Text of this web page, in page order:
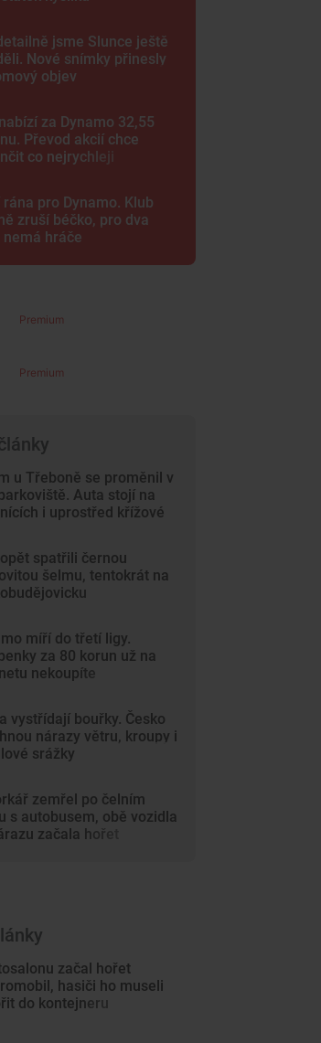
jsme Slunce ještě
Nové snímky přinesly
objev
za Dynamo 32,55
Převod akcií chce
co nejrychleji
rána pro Dynamo. Klub
zruší béčko, pro dva
nemá hráče
Premium
Premium
u Třeboně se proměnil v
Auta stojí na
i uprostřed křížové
spatřili černou
šelmu, tentokrát na
míří do třetí ligy.
za 80 korun už na
nekoupíte
vystřídají bouřky. Česko
nárazy větru, kroupy i
srážky
zemřel po čelním
s autobusem, obě vozidla
začala hořet
začal hořet
hasiči ho museli
do kontejneru